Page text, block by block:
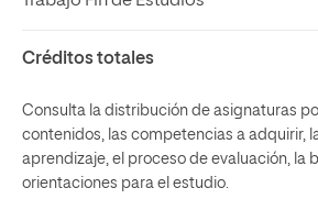
Créditos totales
Consulta la distribución de asignaturas
contenidos, las competencias a adquirir,
aprendizaje, el proceso de evaluación, la
orientaciones para el estudio.